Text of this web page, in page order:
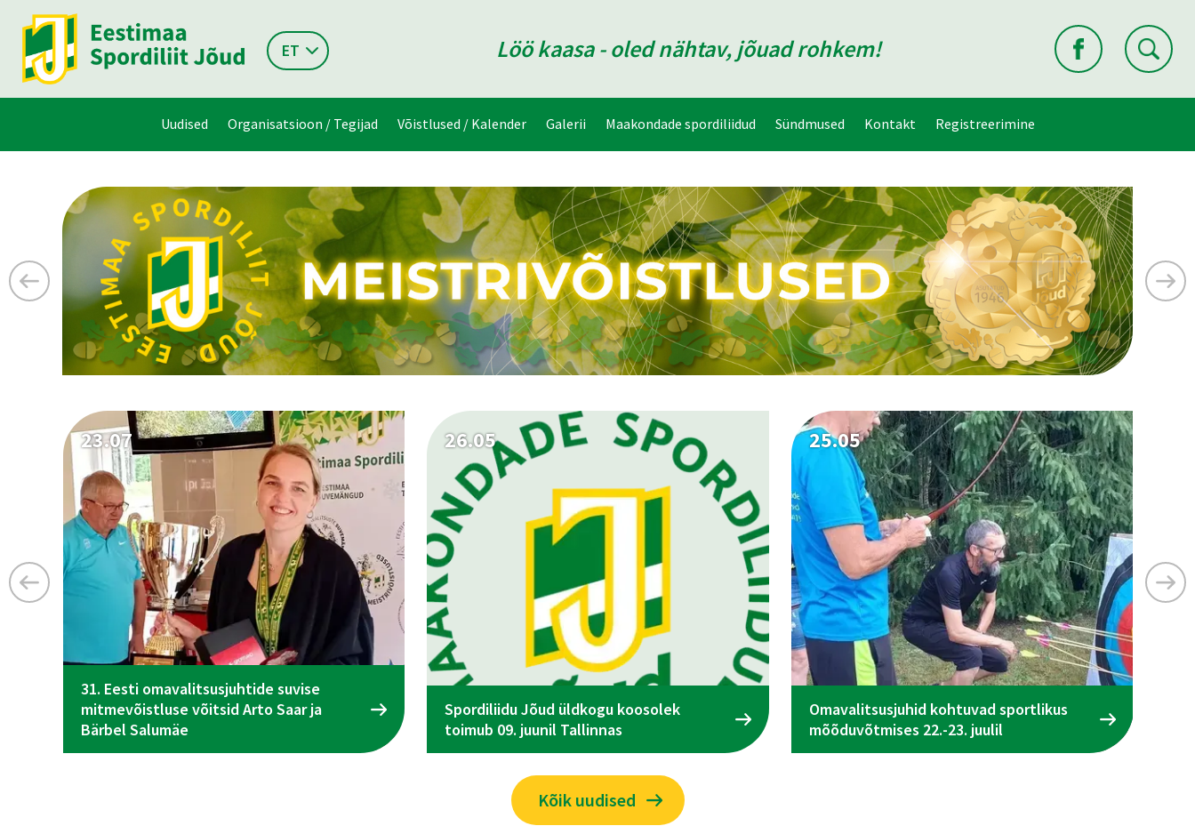
ET Löö kaasa - oled nähtav, jõuad rohkem!
Uudised Organisatsioon / Tegijad Võistlused / Kalender Galerii Maakondade spordiliidud Sündmused Kontakt Registreerimine
23.07
31. Eesti omavalitsusjuhtide suvise
mitmevõistluse võitsid Arto Saar ja
Bärbel Salumäe
26.05
Spordiliidu Jõud üldkogu koosolek
toimub 09. juunil Tallinnas
25.05
Omavalitsusjuhid kohtuvad sportlikus
mõõduvõtmises 22.-23. juulil
Kõik uudised